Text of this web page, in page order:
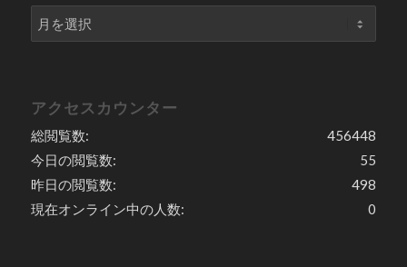
アクセスカウンター
456448
総閲覧数:
55
今日の閲覧数:
498
昨日の閲覧数:
0
現在オンライン中の人数: